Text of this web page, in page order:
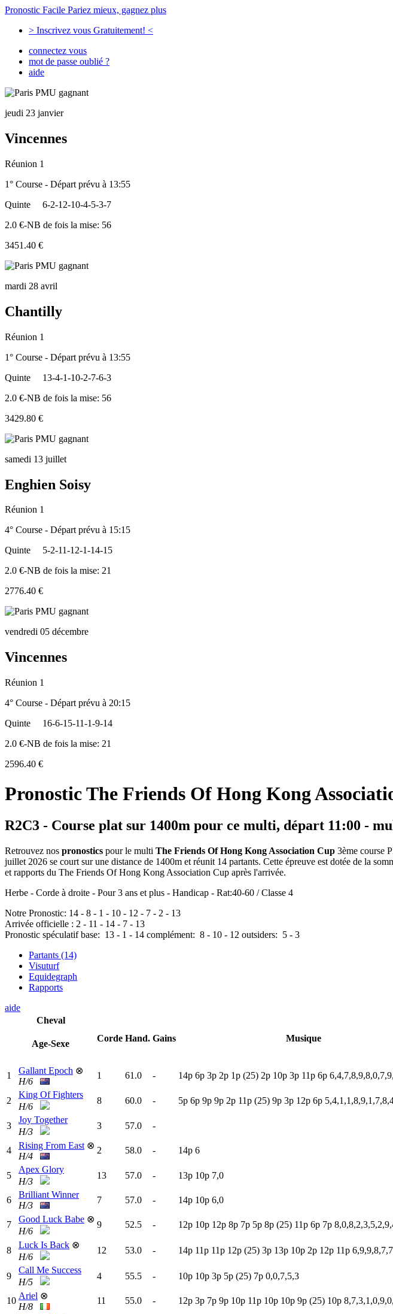
Pronostic Facile Pariez mieux, gagnez plus
> Inscrivez vous Gratuitement! <
connectez vous
mot de passe oublié ?
aide
jeudi 23 janvier
Vincennes
Réunion 1
1° Course - Départ prévu à 13:55
Quinte
6-2-12-10-4-5-3-7
2.0 €-NB de fois la mise: 56
3451.40 €
mardi 28 avril
Chantilly
Réunion 1
1° Course - Départ prévu à 13:55
Quinte
13-4-1-10-2-7-6-3
2.0 €-NB de fois la mise: 56
3429.80 €
samedi 13 juillet
Enghien Soisy
Réunion 1
4° Course - Départ prévu à 15:15
Quinte
5-2-11-12-1-14-15
2.0 €-NB de fois la mise: 21
2776.40 €
vendredi 05 décembre
Vincennes
Réunion 1
4° Course - Départ prévu à 20:15
Quinte
16-6-15-11-1-9-14
2.0 €-NB de fois la mise: 21
2596.40 €
Pronostic The Friends Of Hong Kong
R2C3 - Course plat sur 1400m pour ce multi, départ 11:00 -
Retrouvez nos pronostics pour le multi The Friends Of Hong Kong Association Cup 3ème course
juillet 2026 se court sur une distance de 1400m et réunit 14 partants. Cette épreuve est dotée de la
et rapports du The Friends Of Hong Kong Association Cup après l'arrivée.
Herbe - Corde à droite - Pour 3 ans et plus - Handicap - Rat:40-60 / Classe 4
Notre Pronostic: 14 - 8 - 1 - 10 - 12 - 7 - 2 - 13
Arrivée officielle : 2 - 11 - 14 - 7 - 13
Pronostic spéculatif base: 13 - 1 - 14 complément: 8 - 10 - 12 outsiders: 5 - 3
Partants (14)
Visuturf
Equidegraph
Rapports
aide
Cheval
Age-Sexe
Corde Hand. Gains Musique
1 Gallant Epoch ⊗
H/6
1 61.0 - 14p 6p 3p 2p 1p (25) 2p 10p 3p 11p 6p
2
King Of Fighters
H/6
8 60.0 - 5p 6p 9p 9p 2p 11p (25) 9p 3p 12p 6p
3
Joy Together
H/3
3 57.0 -
4 Rising From East ⊗
H/4
2 58.0 - 14p 6
5
Apex Glory
H/3
13 57.0 - 13p 10p 7,0
6
Brilliant Winner
H/3
7 57.0 - 14p 10p 6,0
7
Good Luck Babe ⊗
H/6
9 52.5 - 12p 10p 12p 8p 7p 5p 8p (25) 11p 6p 7p
8
Luck Is Back ⊗
H/6
12 53.0 - 14p 11p 11p 12p (25) 3p 13p 10p 2p 12p 11p
9
Call Me Success
H/5
4 55.5 - 10p 10p 3p 5p (25) 7p 0,0,7,5,3
10 Ariel ⊗
H/8
11 55.0 - 12p 3p 7p 9p 10p 11p 10p 10p 9p (25) 10p